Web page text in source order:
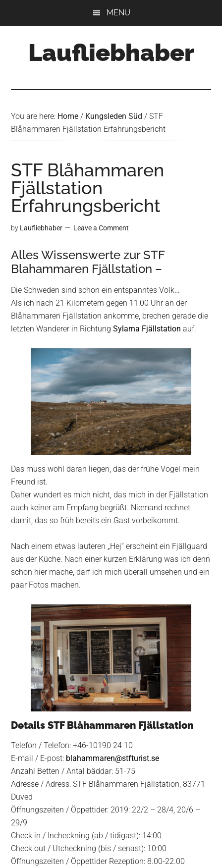
MENU
Laufliebhaber
You are here: Home / Kungsleden Süd / STF
Blåhammaren Fjällstation Erfahrungsbericht
STF Blåhammaren
Fjällstation
Erfahrungsbericht
by Laufliebhaber Leave a Comment
Alles Wissenswerte zur STF
Blahammaren Fjällstation –
Die Schweden sind schon ein entspanntes Volk…
Als ich nach 21 Kilometern gegen 11:00 Uhr an der
Blåhammaren Fjällstation ankomme, brechen gerade die
letzten Wanderer in RichtungSylarna Fjällstation auf.
Das muss wohl daran liegen, das der frühe Vogel mein
Freund ist.
Daher wundert es mich nicht, das mich in der Fjällstation
auch keiner am Empfang begrüßt. Niemand rechnet
damit, das so früh bereits ein Gast vorbeikommt.
Nach einem etwas lauteren „Hej“ erscheint ein Fjällguard
aus der Küche. Nach einer kurzen Erklärung was ich denn
schon hier mache, darf ich mich überall umsehen und ein
paar Fotos machen.
Details STF Blåhammaren Fjällstation
Telefon / Telefon: +46-10190 24 10
E-mail / E-post: blahammaren@stfturist.se
Anzahl Betten / Antal bäddar: 51-75
Adresse / Adress: STF Blåhammaren Fjällstation, 83771
Duved
Öffnungszeiten / Öppettider: 2019: 22/2 – 28/4, 20/6 –
29/9
Check in / Incheckning (ab / tidigast): 14:00
Check out / Utcheckning (bis / senast): 10:00
Öffnungszeiten / Öppettider Rezeption: 8.00-22.00